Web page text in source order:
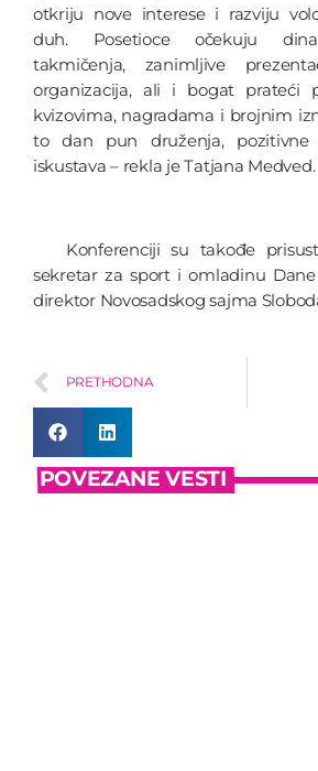
otkriju nove interese i razviju
duh. Posetioce očekuju
takmičenja, zanimljive
organizacija, ali i bogat prateći
kvizovima, nagradama i brojnim
to dan pun druženja,
iskustava – rekla je Tatjana Medved.
Konferenciji su takođe
sekretar za sport i omladinu
direktor Novosadskog sajma
PRETHODNA
POVEZANE VESTI